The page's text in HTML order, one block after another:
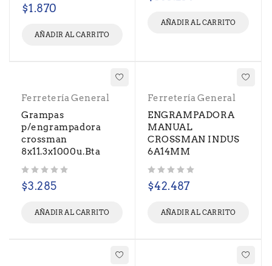
$1.870
AÑADIR AL CARRITO
AÑADIR AL CARRITO
Ferretería General
Grampas
p/engrampadora
crossman
8x11.3x1000u.Bta
$3.285
AÑADIR AL CARRITO
Ferretería General
ENGRAMPADORA
MANUAL
CROSSMAN INDUS
6A14MM
$42.487
AÑADIR AL CARRITO